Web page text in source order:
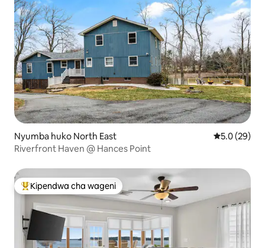
Nyumba huko North East Ukadiriaji
5.0 (29)
Riverfront Haven @ Hances Point
Kipendwa maarufu cha wageni
Kipendwa cha wageni